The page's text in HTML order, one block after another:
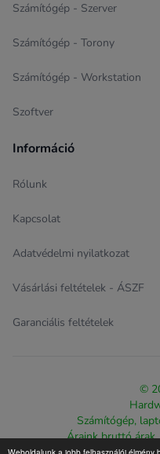
Számítógép - Szerver
Számítógép - Torony
Számítógép - Workstation
Szoftver
Információ
Rólunk
Kapcsolat
Adatvédelmi nyilatkozat
Vásárlási feltételek - ÁSZF
Garanciális feltételek
©
Számítógép,
Áraink bruttó